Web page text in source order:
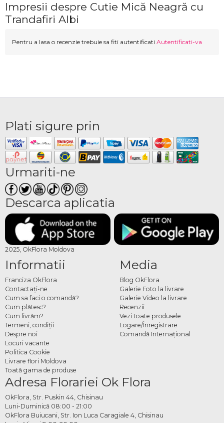
Impresii despre Cutie Mică Neagră cu
Trandafiri Albi
Pentru a lasa o recenzie trebuie sa fiti autentificati Autentificati-va
Plati sigure prin
Urmariti-ne
Descarca aplicatia
2025, OkFlora Moldova
Informatii
Franciza OkFlora
Contactaţi-ne
Cum sa faci o comandă?
Cum plătesc?
Cum livrăm?
Termeni, condiţii
Despre noi
Locuri vacante
Politica Cookie
Livrare flori Moldova
Toată gama de produse
Media
Blog OkFlora
Galerie Foto la livrare
Galerie Video la livrare
Recenzii
Vezi toate produsele
Logare/Înregistrare
Comandă Internațional
Adresa Florariei Ok Flora
OkFlora, Str. Puskin 44, Chisinau
Luni-Duminică 08:00 - 21:00
OkFlora Buiucani, Str. Ion Luca Caragiale 4, Chisinau